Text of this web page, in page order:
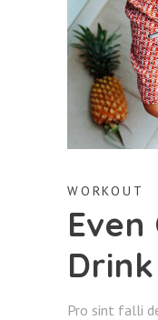
WORKOUT
Even
Pro sint falli